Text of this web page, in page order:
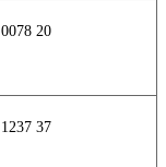
20
37